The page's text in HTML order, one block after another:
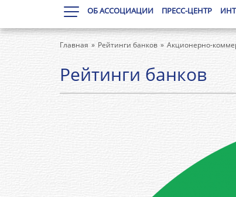
ОБ АССОЦИАЦИИ ПРЕСС-ЦЕНТР
Главная Рейтинги банков Акционерно-
Рейтинги банков